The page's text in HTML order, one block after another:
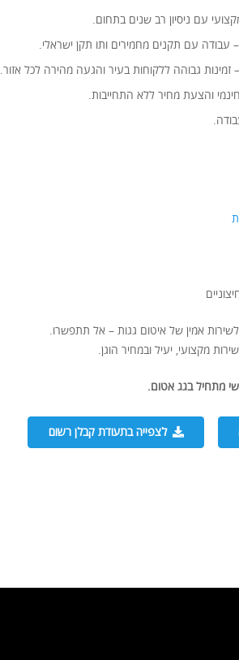
עם ניסיון רב שנים בתחום.
– עבודה עם תקנים מחמירים ותו תקן ישראלי.
– זמינות גבוהה ללקוחות בעיר והגעה מהירה לכל אזור.
חינמי והצעת מחיר ללא התחייבות.
אמין של איטום גגות – אל תתפשרו.
מקצועי, יעיל ובמחיר הוגן.
מתחיל בגג אטום.
לצפייה בתעודת קבלן רשום